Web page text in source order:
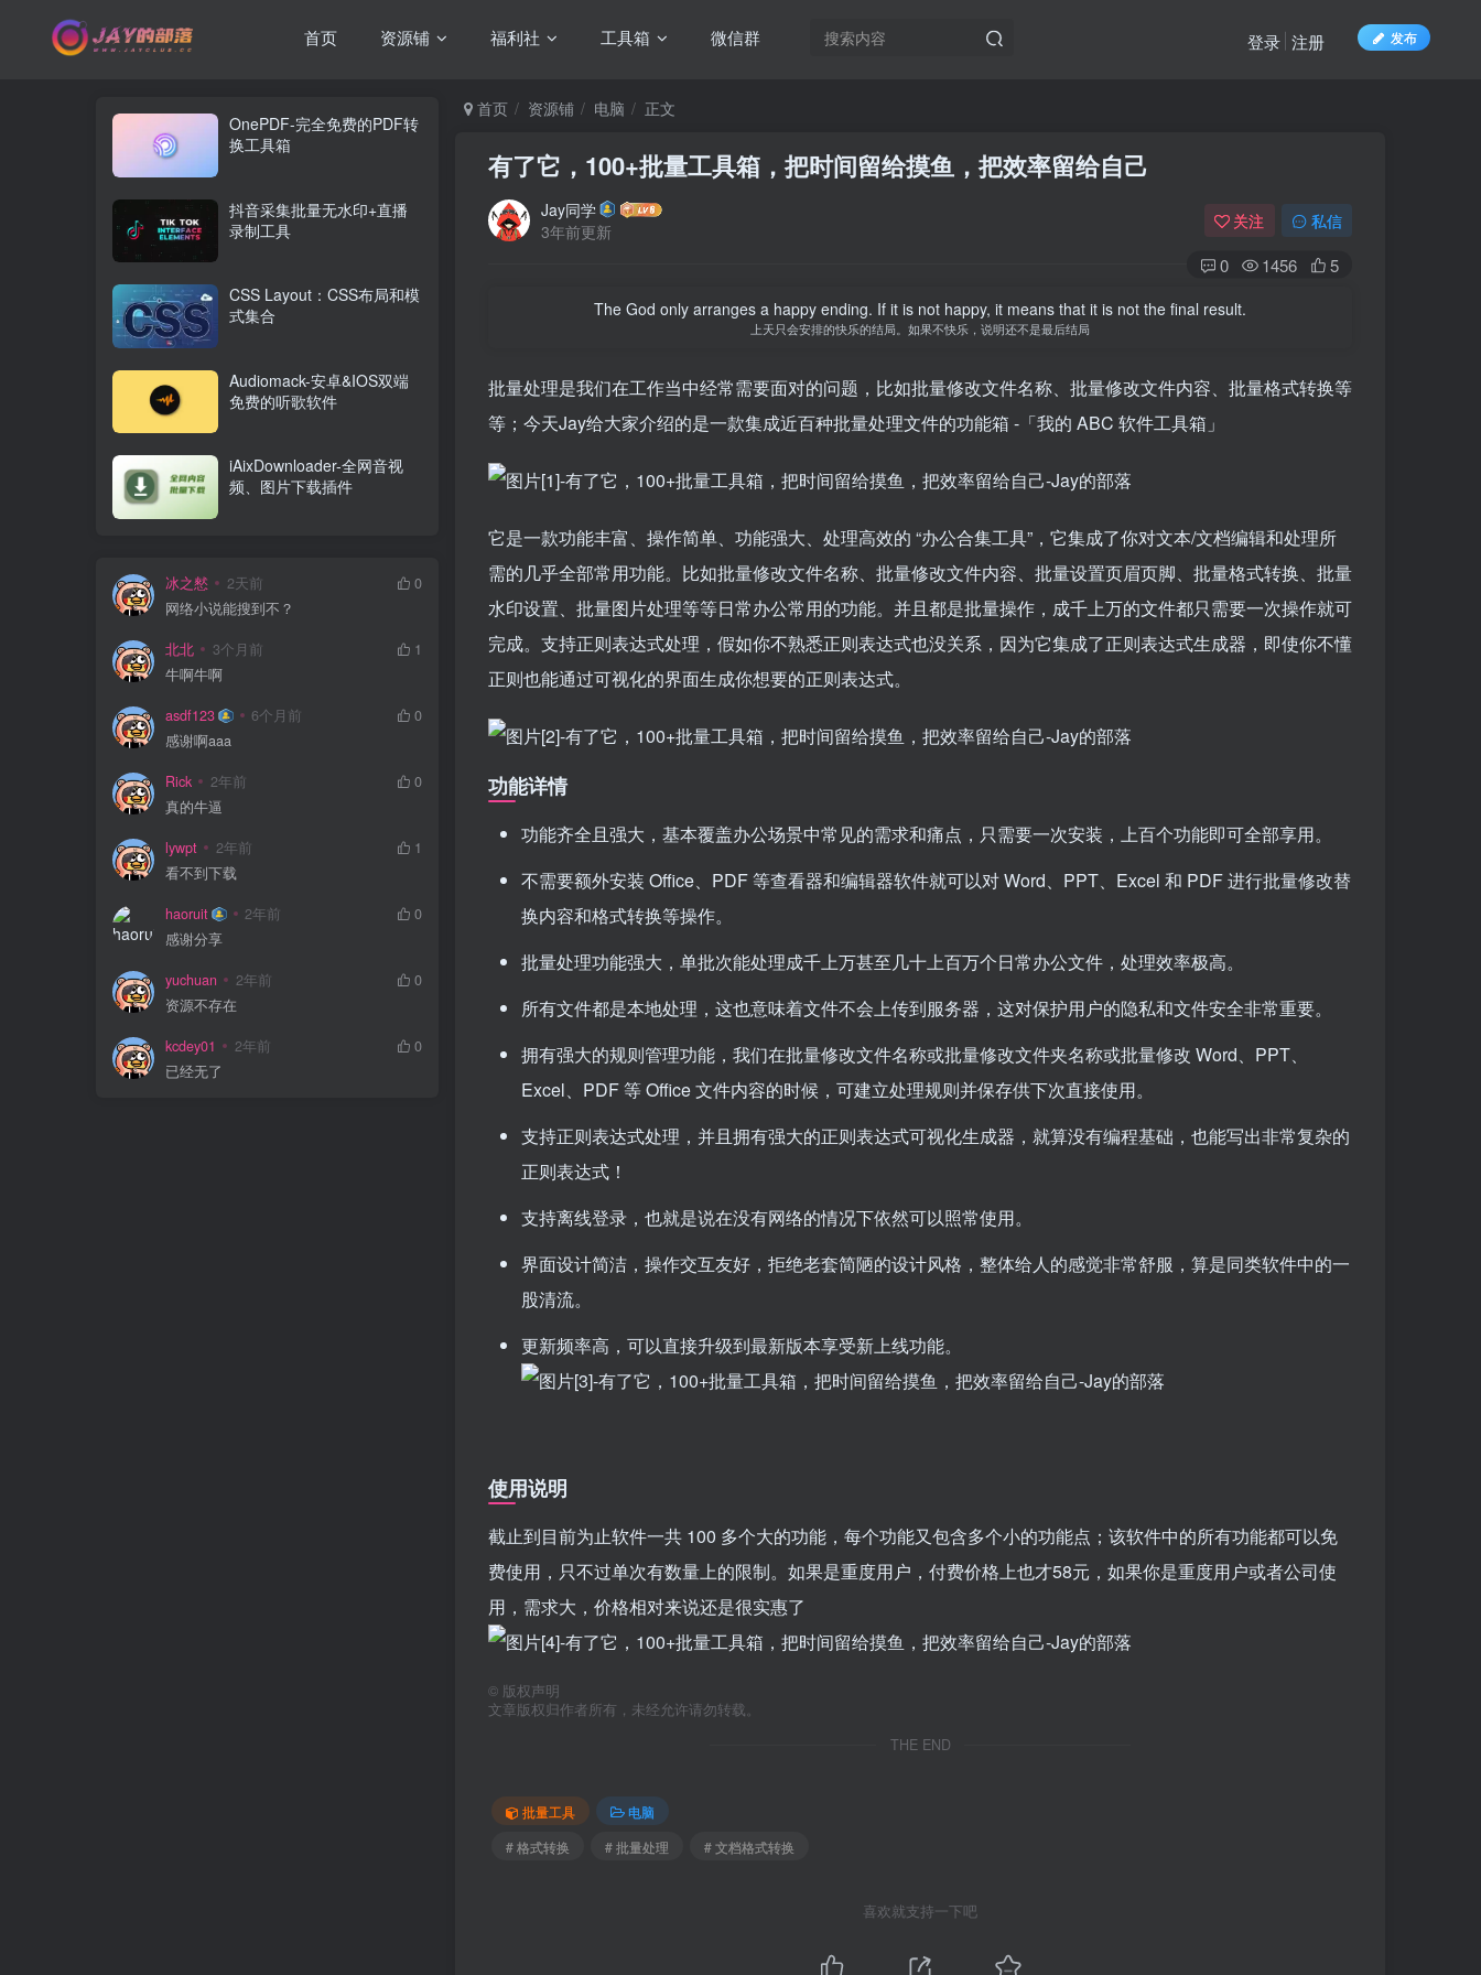
首页 资源铺 福利社 工具箱 微信群 发布
登录 注册
首页 资源铺 电脑 正文
有了它，100+批量工具箱，把时间留给摸鱼，把效率留给自己
Jay同学
3年前更新
关注 私信
0 1456 5
The God only arranges a happy ending. If it is not happy, it means that it is not the final result.
上天只会安排的快乐的结局。如果不快乐，说明还不是最后结局
批量处理是我们在工作当中经常需要面对的问题，比如批量修改文件名称、批量修改文件内容、批量格式转换等
等；今天Jay给大家介绍的是一款集成近百种批量处理文件的功能箱 -「我的 ABC 软件工具箱」
它是一款功能丰富、操作简单、功能强大、处理高效的 “办公合集工具”，它集成了你对文本/文档编辑和处理所
需的几乎全部常用功能。比如批量修改文件名称、批量修改文件内容、批量设置页眉页脚、批量格式转换、批量
水印设置、批量图片处理等等日常办公常用的功能。并且都是批量操作，成千上万的文件都只需要一次操作就可
完成。支持正则表达式处理，假如你不熟悉正则表达式也没关系，因为它集成了正则表达式生成器，即使你不懂
正则也能通过可视化的界面生成你想要的正则表达式。
功能详情
功能齐全且强大，基本覆盖办公场景中常见的需求和痛点，只需要一次安装，上百个功能即可全部享用。
不需要额外安装 Office、PDF 等查看器和编辑器软件就可以对 Word、PPT、Excel 和 PDF 进行批量修改替
换内容和格式转换等操作。
批量处理功能强大，单批次能处理成千上万甚至几十上百万个日常办公文件，处理效率极高。
所有文件都是本地处理，这也意味着文件不会上传到服务器，这对保护用户的隐私和文件安全非常重要。
拥有强大的规则管理功能，我们在批量修改文件名称或批量修改文件夹名称或批量修改 Word、PPT、
Excel、PDF 等 Office 文件内容的时候，可建立处理规则并保存供下次直接使用。
支持正则表达式处理，并且拥有强大的正则表达式可视化生成器，就算没有编程基础，也能写出非常复杂的
正则表达式！
支持离线登录，也就是说在没有网络的情况下依然可以照常使用。
界面设计简洁，操作交互友好，拒绝老套简陋的设计风格，整体给人的感觉非常舒服，算是同类软件中的一
股清流。
更新频率高，可以直接升级到最新版本享受新上线功能。
使用说明
截止到目前为止软件一共 100 多个大的功能，每个功能又包含多个小的功能点；该软件中的所有功能都可以免
费使用，只不过单次有数量上的限制。如果是重度用户，付费价格上也才58元，如果你是重度用户或者公司使
用，需求大，价格相对来说还是很实惠了
© 版权声明
文章版权归作者所有，未经允许请勿转载。
THE END
批量工具
电脑
# 格式转换
# 批量处理 # 文档格式转换
喜欢就支持一下吧
OnePDF-完全免费的PDF转
换工具箱
抖音采集批量无水印+直播
录制工具
CSS Layout：CSS布局和模
式集合
Audiomack-安卓&IOS双端
免费的听歌软件
iAixDownloader-全网音视
频、图片下载插件
冰之憖 2天前
0
网络小说能搜到不？
北北 3个月前
1
牛啊牛啊
asdf123 6个月前
0
感谢啊aaa
Rick 2年前
0
真的牛逼
lywpt 2年前
1
看不到下载
haoruit 2年前
0
感谢分享
yuchuan 2年前
0
资源不存在
kcdey01 2年前
0
已经无了